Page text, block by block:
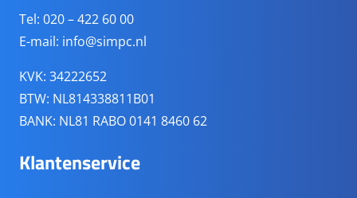
Tel: 020 – 422 60 00
E-mail: info@simpc.nl
KVK: 34222652
BTW: NL814338811B01
BANK: NL81 RABO 0141 8460 62
Klantenservice